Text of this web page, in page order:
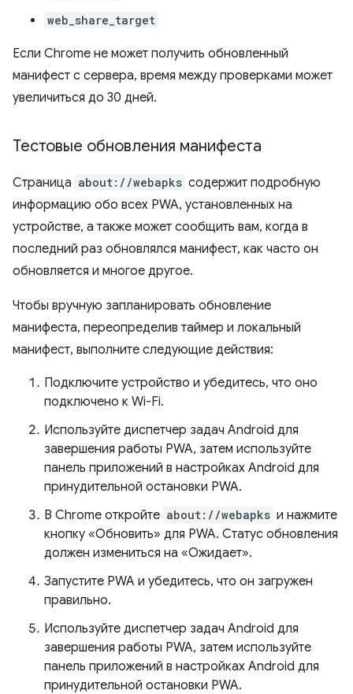
web_share_target
Если Chrome не может получить обновленный
манифест с сервера, время между проверками может
увеличиться до 30 дней.
Тестовые обновления манифеста
Страница about://webapks содержит подробную
информацию обо всех PWA, установленных на
устройстве, а также может сообщить вам, когда в
последний раз обновлялся манифест, как часто он
обновляется и многое другое.
Чтобы вручную запланировать обновление
манифеста, переопределив таймер и локальный
манифест, выполните следующие действия:
Подключите устройство и убедитесь, что оно
подключено к Wi-Fi.
Используйте диспетчер задач Android для
завершения работы PWA, затем используйте
панель приложений в настройках Android для
принудительной остановки PWA.
В Chrome откройте about://webapks и нажмите
кнопку «Обновить» для PWA. Статус обновления
должен измениться на «Ожидает».
Запустите PWA и убедитесь, что он загружен
правильно.
Используйте диспетчер задач Android для
завершения работы PWA, затем используйте
панель приложений в настройках Android для
принудительной остановки PWA.